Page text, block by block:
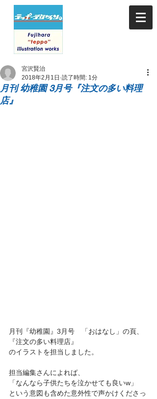
月刊 幼稚園 3月号『注文の多い料理
店』
宮沢賢治
2018年2月1日 読了時間: 1分
月刊『幼稚園』3月号　「おはなし」の頁、
『注文の多い料理店』
のイラストを担当しました。
担当編集さんによれば、
「なんなら子供たちを泣かせても良いw」
という意図も含めた意外性で声かけくださっ